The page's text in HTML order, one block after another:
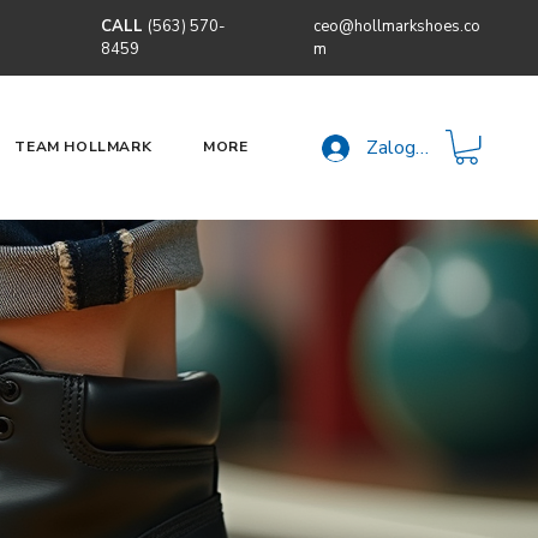
CALL (563) 570-
8459
ceo@hollmarkshoes.co
m
TEAM HOLLMARK MORE Zaloguj się